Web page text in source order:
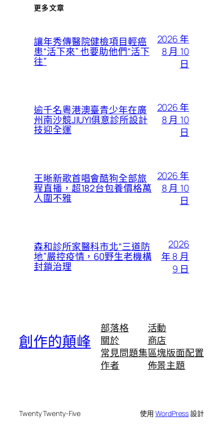
更多文章
讓年秀傳醫院健檢項目輕癌
患“活下來” 也要助他們“活下
往”
2026 年
8 月 10
日
逾千名粵港澳臺青少年在廣
州南沙競JIUYI俱意診所設計
技迎全運
2026 年
8 月 10
日
王晰新歌首唱會酷狗全部旅
程直播，超182台包養價格萬
人圍不雅
2026 年
8 月 10
日
森和診所家醫科市北“三道防
地”嚴控疫情，60野生老機構
封鎖治理
2026
年 8 月
9 日
創作的顛峰
部落格
關於
常見問題集
作者
活動
商店
區塊版面配置
佈景主題
Twenty Twenty-Five 使用WordPress設計